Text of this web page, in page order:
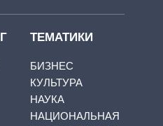
ТЕМАТИКИ
БИЗНЕС
КУЛЬТУРА
НАУКА
НАЦИОНАЛЬНАЯ